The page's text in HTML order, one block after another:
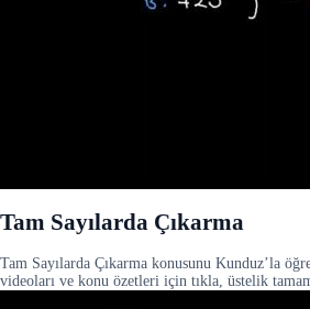
Tam Sayılarda Çıkarma
Tam Sayılarda Çıkarma konusunu Kunduz’la
videoları ve konu özetleri için tıkla, üstelik